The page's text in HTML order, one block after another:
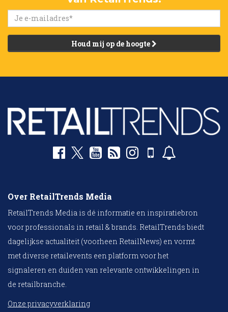
Houd mij op de hoogte
Over RetailTrends Media
RetailTrends Media is dé informatie en inspiratiebron
voor professionals in retail & brands. RetailTrends biedt
dagelijkse actualiteit (voorheen RetailNews) en vormt
met diverse retailevents een platform voor het
signaleren en duiden van relevante ontwikkelingen in
de retailbranche.
Onze privacyverklaring